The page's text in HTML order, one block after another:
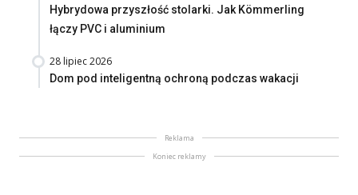
Hybrydowa przyszłość stolarki. Jak Kömmerling
łączy PVC i aluminium
28 lipiec 2026
Dom pod inteligentną ochroną podczas wakacji
Reklama
Koniec reklamy